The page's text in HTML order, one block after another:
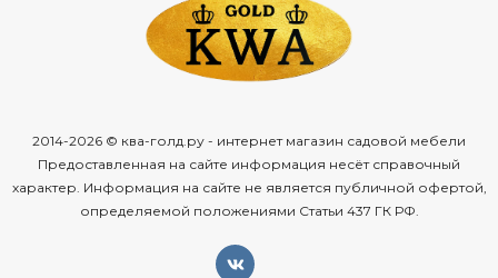
2014-2026 © ква-голд.ру - интернет магазин садовой мебели
Предоставленная на сайте информация несёт справочный
характер. Информация на сайте не является публичной офертой,
определяемой положениями Статьи 437 ГК РФ.